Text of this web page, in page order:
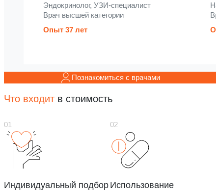
Эндокринолог, УЗИ-специалист
Врач высшей категории
Опыт 37 лет
Познакомиться с врачами
Что входит в стоимость
Индивидуальный подбор Использование